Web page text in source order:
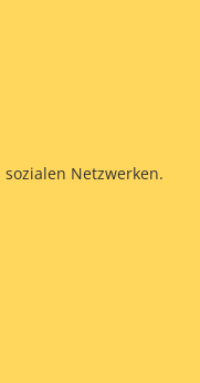
Netzwerken.